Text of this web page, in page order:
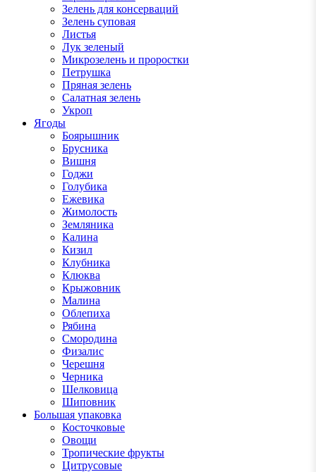
Зелень для консерваций
Зелень суповая
Листья
Лук зеленый
Микрозелень и проростки
Петрушка
Пряная зелень
Салатная зелень
Укроп
Ягоды
Боярышник
Брусника
Вишня
Годжи
Голубика
Ежевика
Жимолость
Земляника
Калина
Кизил
Клубника
Клюква
Крыжовник
Малина
Облепиха
Рябина
Смородина
Физалис
Черешня
Черника
Шелковица
Шиповник
Большая упаковка
Косточковые
Овощи
Тропические фрукты
Цитрусовые